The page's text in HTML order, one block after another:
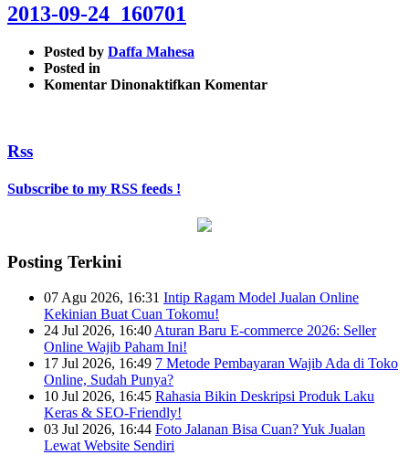
2013-09-24_160701
Posted by Daffa Mahesa
Posted in
Komentar Dinonaktifkan pada
Komentar
Rss
Subscribe to my RSS feeds !
Posting Terkini
07 Agu 2026, 16:31 Intip Ragam Model Jualan Online
Kekinian Buat Cuan Tokomu!
24 Jul 2026, 16:40 Aturan Baru E-commerce 2026: Seller
Online Wajib Paham Ini!
17 Jul 2026, 16:49 7 Metode Pembayaran Wajib Ada di Toko
Online, Sudah Punya?
10 Jul 2026, 16:45 Rahasia Bikin Deskripsi Produk Laku
Keras & SEO-Friendly!
03 Jul 2026, 16:44 Foto Jalanan Bisa Cuan? Yuk Jualan
Lewat Website Sendiri